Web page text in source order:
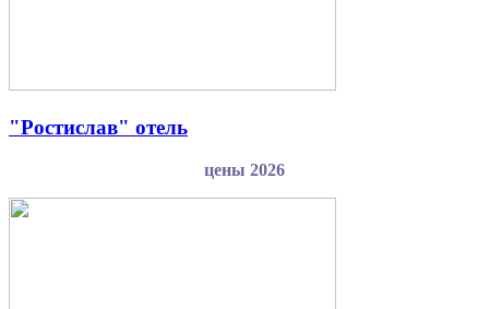
"Ростислав" отель
цены 2026